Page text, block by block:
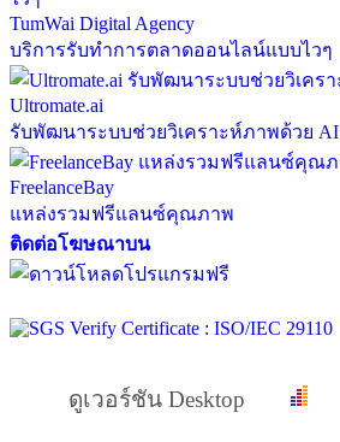
TumWai Digital Agency
บริการรับทำการตลาดออนไลน์แบบไวๆ
Ultromate.ai
รับพัฒนาระบบช่วยวิเคราะห์ภาพด้วย AI
FreelanceBay
แหล่งรวมฟรีแลนซ์คุณภาพ
ติดต่อโฆษณาบน
ดูเวอร์ชัน Desktop